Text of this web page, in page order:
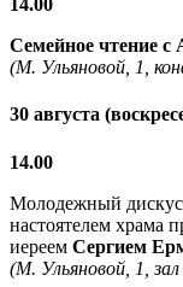
14.00
Семейное чтение с
(М. Ульяновой, 1,
30 августа
14.00
Молодежный
настоятелем храма
иереем Сергием
(М. Ульяновой, 1,